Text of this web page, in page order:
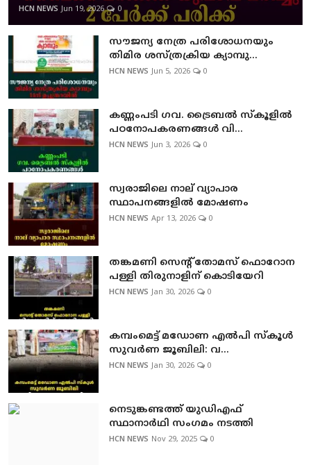
HCN NEWS Jun 19, 2026 0
സൗജന്യ നേത്ര പരിശോധനയും
തിമിര ശസ്ത്രക്രിയ ക്യാമ്പു...
HCN NEWS Jun 5, 2026 0
കണ്ണംപടി ഗവ. ട്രൈബല്‍ സ്‌കൂളില്‍
പഠനോപകരണങ്ങള്‍ വി...
HCN NEWS Jun 3, 2026 0
സ്വരാജിലെ നാല് വ്യാപാര
സ്ഥാപനങ്ങളില്‍ മോഷണം
HCN NEWS Apr 13, 2026 0
തങ്കമണി സെന്റ് തോമസ് ഫൊറോന
പള്ളി തിരുനാളിന് കൊടിയേറി
HCN NEWS Jan 30, 2026 0
കമ്പംമെട്ട് മഡോണ എല്‍പി സ്‌കൂള്‍
സുവര്‍ണ ജൂബിലി: വ...
HCN NEWS Jan 30, 2026 0
നെടുങ്കണ്ടത്ത് യുഡിഎഫ്
സ്ഥാനാര്‍ഥി സംഗമം നടത്തി
HCN NEWS Nov 29, 2025 0